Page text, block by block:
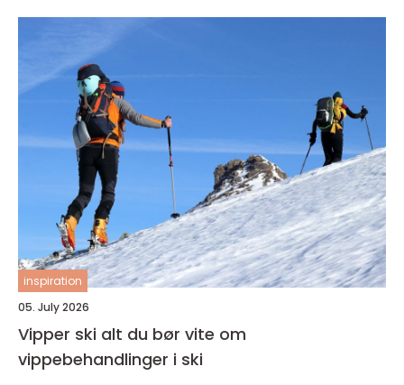
inspiration
05. July 2026
Vipper ski alt du bør vite om
vippebehandlinger i ski